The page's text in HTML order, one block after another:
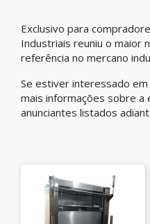
Exclusivo para
Industriais reuniu o maior
referência no mercano
Se estiver interessado
mais informações sobre a
anunciantes listados